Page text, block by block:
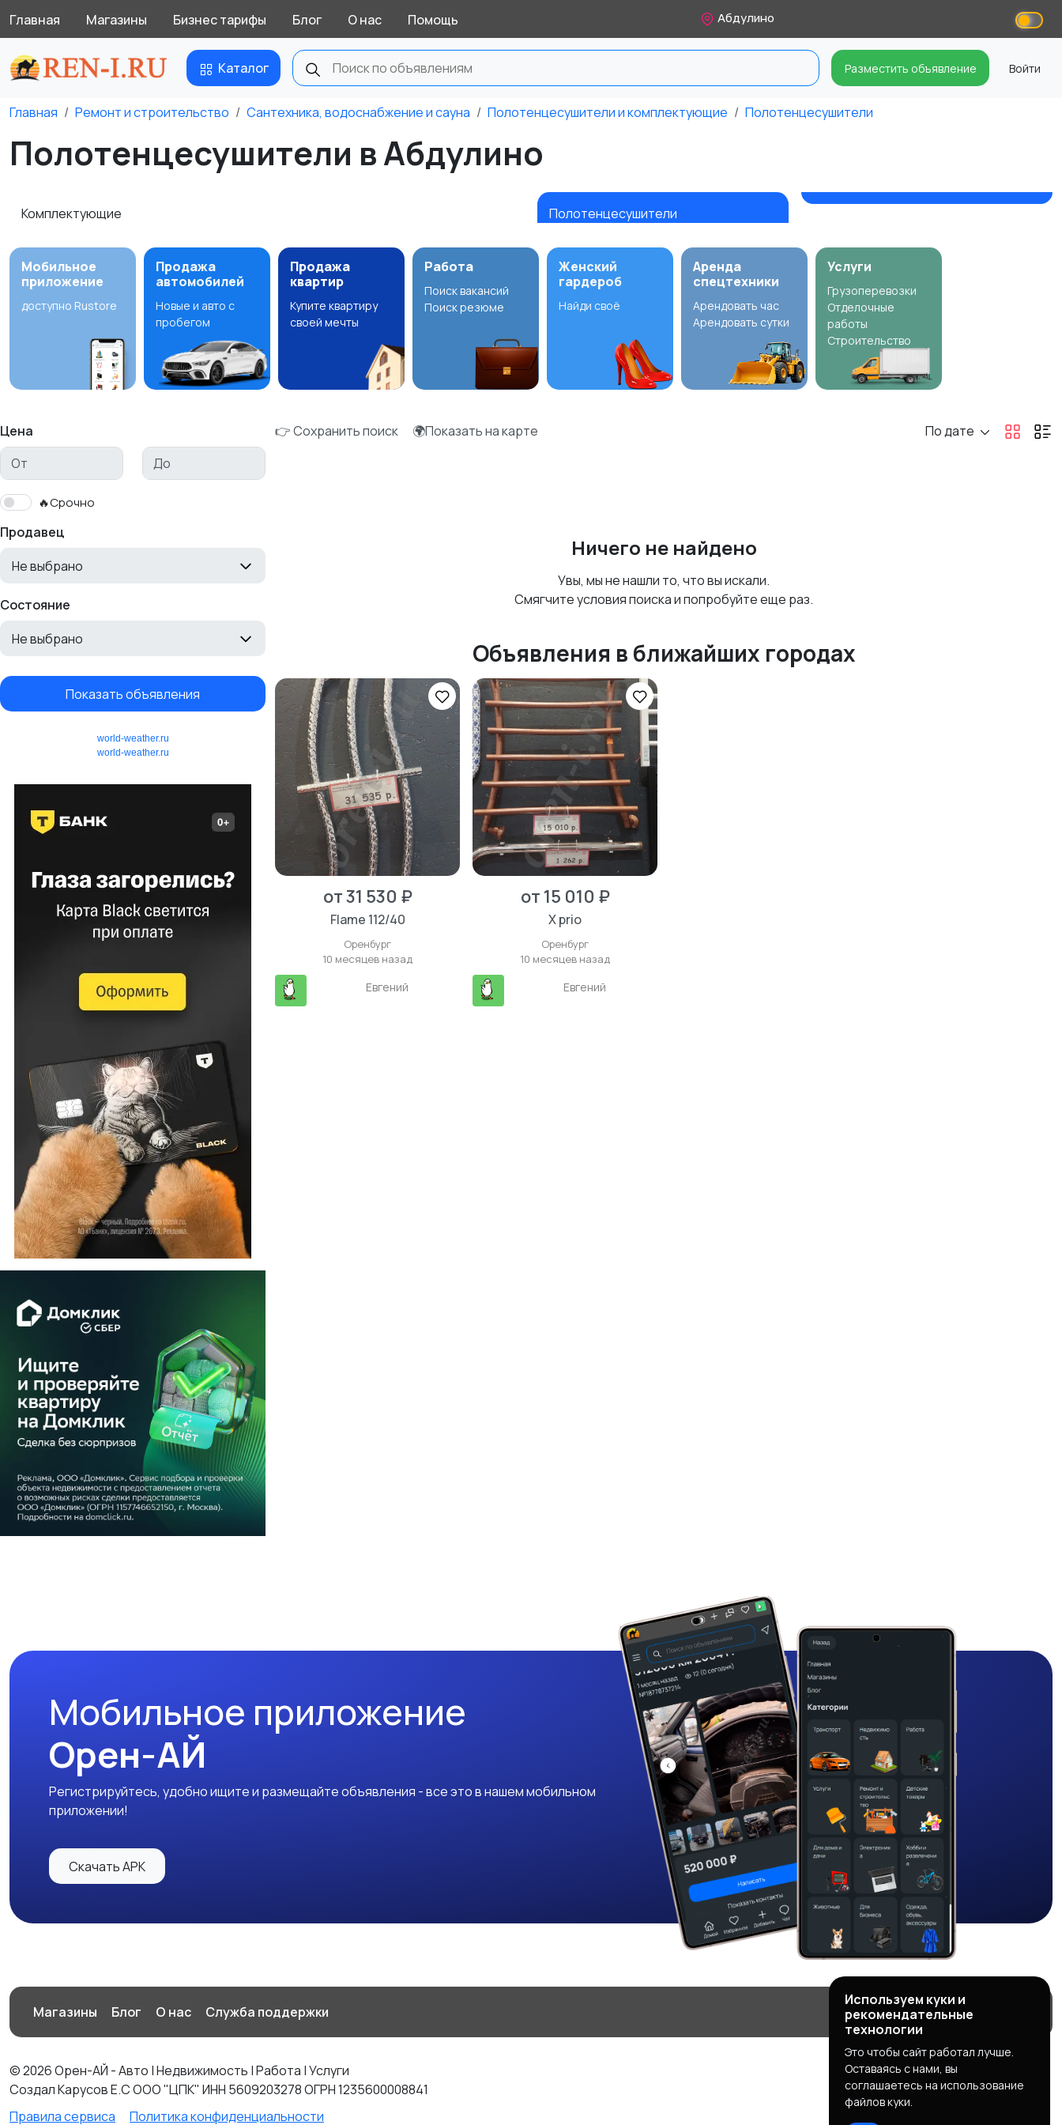
Главная Магазины Бизнес тарифы Блог О нас Помощь Абдулино
Каталог Разместить объявление Войти
Главная Ремонт и строительство Сантехника, водоснабжение и сауна Полотенцесушители и комплектующие Полотенцесушители
Полотенцесушители в Абдулино
Комплектующие Полотенцесушители
Мобильное
приложение
доступно Rustore
Продажа
автомобилей
Новые и авто с
пробегом
Продажа
квартир
Купите квартиру
своей мечты
Работа
Поиск вакансий
Поиск резюме
Женский
гардероб
Найди своё
Аренда
спецтехники
Арендовать час
Арендовать сутки
Услуги
Грузоперевозки
Отделочные
работы
Строительство
Цена
🔥Срочно
Продавец
Не выбрано
Состояние
Не выбрано
Показать объявления
world-weather.ru
world-weather.ru
👉 Сохранить поиск 🌍Показать на карте По дате
Ничего не найдено
Увы, мы не нашли то, что вы искали.
Смягчите условия поиска и попробуйте еще раз.
Объявления в ближайших городах
от 31 530 ₽
Flame 112/40
Оренбург
10 месяцев назад
Евгений
от 15 010 ₽
X prio
Оренбург
10 месяцев назад
Евгений
Мобильное приложение
Орен-АЙ
Регистрируйтесь, удобно ищите и размещайте объявления - все это в нашем мобильном
приложении!
Скачать APK
Магазины Блог О нас Служба поддержки
© 2026 Орен-АЙ - Авто | Недвижимость | Работа | Услуги
Создал Карусов Е.С ООО "ЦПК" ИНН 5609203278 ОГРН 1235600008841
Правила сервиса
Политика конфиденциальности
Используем куки и
рекомендательные
технологии
Это чтобы сайт работал лучше.
Оставаясь с нами, вы
соглашаетесь на использование
файлов куки.